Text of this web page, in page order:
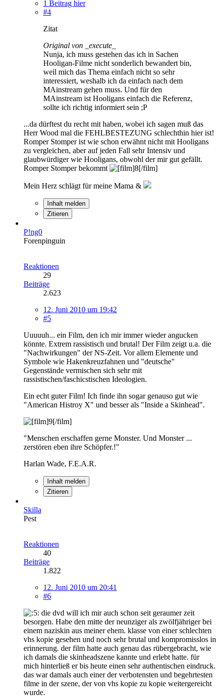
1 Beitrag hier
#4
Zitat
Original von _execute_
Nunja, ich muss gestehen das ich in Sachen
Hooligan-Filme nicht sonderlich bewandert bin,
weil mich das Thema einfach nicht so sehr
interessiert, weshalb ich da einfach nach dem
MAinstream gehen muss. Und für den
MAinstream ist Hooligans einfach die Referenz,
sollte ich richtig informiert sein ;P
...da dürftest du recht mit haben, wobei ich sagen muß das
Herr Wood mal die FEHLBESTEZUNG schlechthin hier ist!
Romper Stomper ist wie schon erwähnt nicht mit Hooligans
zu vergleichen, aber auf jeden Fall sehr Intensiv und
glaubwürdiger wie Hooligans, obwohl der mir gut gefällt.
Romper Stomper bekommt
Mein Herz schlägt für meine Mama &
Inhalt melden
Zitieren
P!ng0
Forenpinguin
Reaktionen
29
Beiträge
2.623
12. Juni 2010 um 19:42
#5
Uuuuuh... ein Film, den ich mir immer wieder angucken
könnte. Extrem rassistisch und brutal! Der Film zeigt u.a. die
"Nachwirkungen" der NS-Zeit. Vor allem Elemente und
Symbole wie Hakenkreuzfahnen und "deutsche"
Gegenstände vermischen sich sehr mit
rassistischen/faschicstischen Ideologien.
Ein echt guter Film! Ich finde ihn sogar genauso gut wie
"American Histroy X" und besser als "Inside a Skinhead".
"Menschen erschaffen gerne Monster. Und Monster ...
zerstören eben ihre Schöpfer.!"
Harlan Wade, F.E.A.R.
Inhalt melden
Zitieren
Skilla
Pest
Reaktionen
40
Beiträge
1.822
12. Juni 2010 um 20:41
#6
die dvd will ich mir auch schon seit geraumer zeit
besorgen. Habe den mitte der neunziger als zwölfjähriger bei
einem naziskin aus meiner ehem. klasse von einer schlechten
vhs kopie gesehen und noch sehr brutal und kompromisslos in
erinnerung. der film hatte auch genau das rübergebracht, wie
ich damals die skinheadszene kannte und erlebt hatte. für
mich hinterließ er bis heute einen sehr authentischen eindruck.
das war damals auch einer der verbotensten und begehrtesten
filme in der szene, der von vhs kopie zu kopie weitergereicht
wurde.